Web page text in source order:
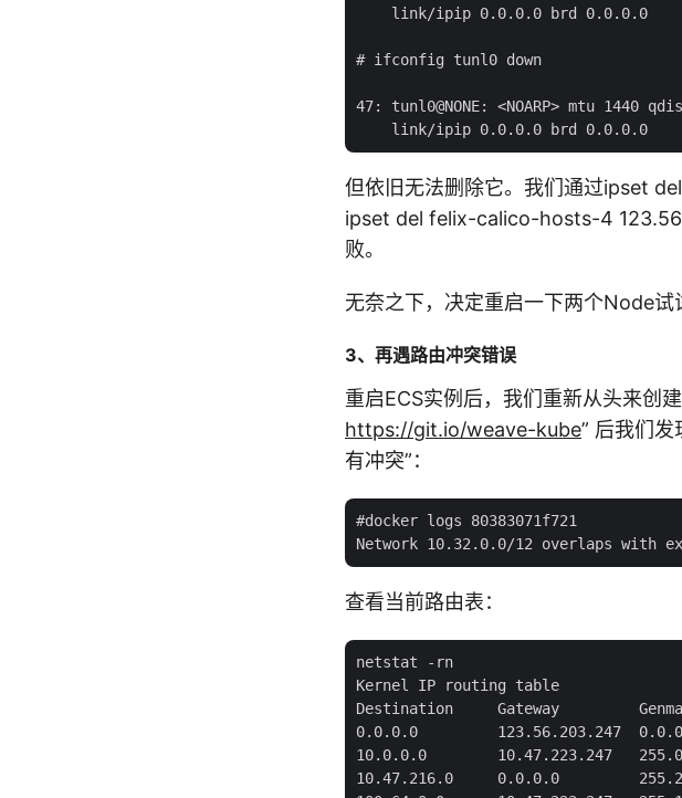
    link/ipip 0.0.0.0 brd 0.0.0.0
# ifconfig tunl0 down
47: tunl0@NONE: <NOARP> mtu 1440
但依旧无法删除它。我们通过ipset
ipset del felix-calico-hosts-4
败。
无奈之下，决定重启一下两个Node
3、再遇路由冲突错误
重启ECS实例后，我们重新从头来创
https://git.io/weave-kube” 后我们
有冲突”：
#docker logs 80383071f721
查看当前路由表：
netstat -rn
Kernel IP routing table
Destination     Gateway
0.0.0.0         123.56.203.247
10.0.0.0        10.47.223.247
10.47.216.0     0.0.0.0